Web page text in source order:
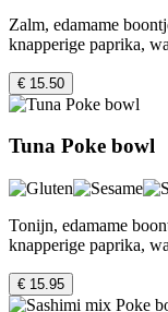
Zalm, edamame
knapperige paprika,
€ 15.50
Tuna Poke bowl
Tonijn, edamame
knapperige paprika,
€ 15.95